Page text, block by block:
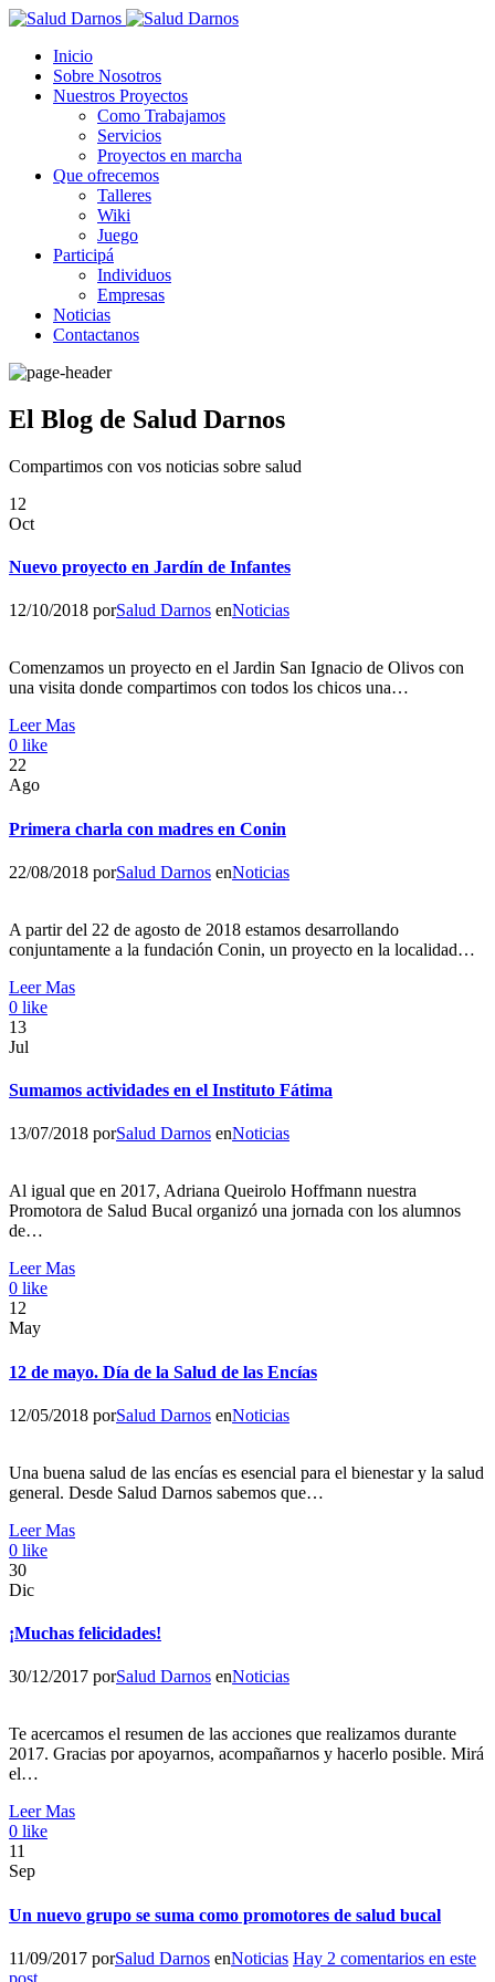
Inicio
Sobre Nosotros
Nuestros Proyectos
Como Trabajamos
Servicios
Proyectos en marcha
Que ofrecemos
Talleres
Wiki
Juego
Participá
Individuos
Empresas
Noticias
Contactanos
El Blog de Salud Darnos
Compartimos con vos noticias sobre salud
12
Oct
Nuevo proyecto en Jardín de Infantes
12/10/2018 porSalud Darnos enNoticias
Comenzamos un proyecto en el Jardin San Ignacio de Olivos con
una visita donde compartimos con todos los chicos una…
Leer Mas
0 like
22
Ago
Primera charla con madres en Conin
22/08/2018 porSalud Darnos enNoticias
A partir del 22 de agosto de 2018 estamos desarrollando
conjuntamente a la fundación Conin, un proyecto en la localidad…
Leer Mas
0 like
13
Jul
Sumamos actividades en el Instituto Fátima
13/07/2018 porSalud Darnos enNoticias
Al igual que en 2017, Adriana Queirolo Hoffmann nuestra
Promotora de Salud Bucal organizó una jornada con los alumnos
de…
Leer Mas
0 like
12
May
12 de mayo. Día de la Salud de las Encías
12/05/2018 porSalud Darnos enNoticias
Una buena salud de las encías es esencial para el bienestar y la salud
general. Desde Salud Darnos sabemos que…
Leer Mas
0 like
30
Dic
¡Muchas felicidades!
30/12/2017 porSalud Darnos enNoticias
Te acercamos el resumen de las acciones que realizamos durante
2017. Gracias por apoyarnos, acompañarnos y hacerlo posible. Mirá
el…
Leer Mas
0 like
11
Sep
Un nuevo grupo se suma como promotores de salud bucal
11/09/2017 porSalud Darnos enNoticias Hay 2 comentarios en este
post